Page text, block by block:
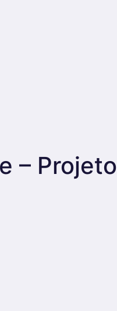
– Projeto